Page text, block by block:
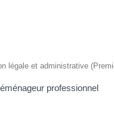
légale et administrative
professionnel